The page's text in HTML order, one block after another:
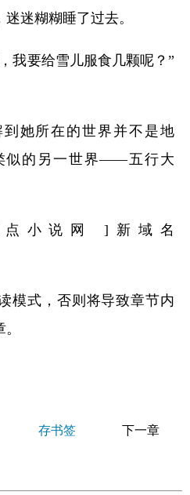
迷糊糊睡了过去。
我要给雪儿服食几颗呢？”
她所在的世界并不是地
似的另一世界——五行大
小说网 ]新域名
模式，否则将导致章节内
存书签 下一章